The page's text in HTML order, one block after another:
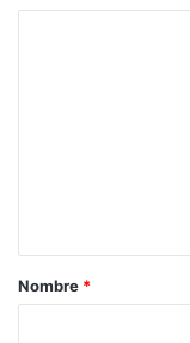
rNombre *